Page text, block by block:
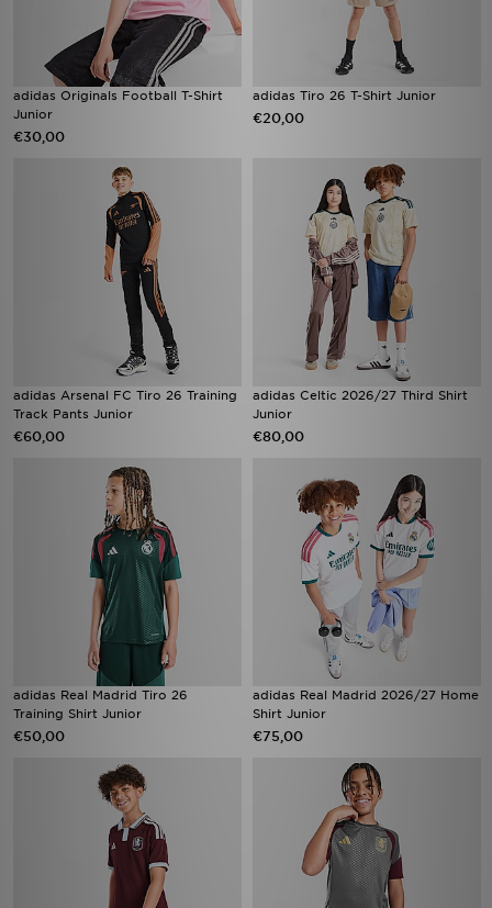
adidas Originals Football T-Shirt
Junior
€30,00
adidas Tiro 26 T-Shirt Junior
€20,00
adidas Arsenal FC Tiro 26 Training
Track Pants Junior
€60,00
adidas Celtic 2026/27 Third Shirt
Junior
€80,00
adidas Real Madrid Tiro 26
Training Shirt Junior
€50,00
adidas Real Madrid 2026/27 Home
Shirt Junior
€75,00